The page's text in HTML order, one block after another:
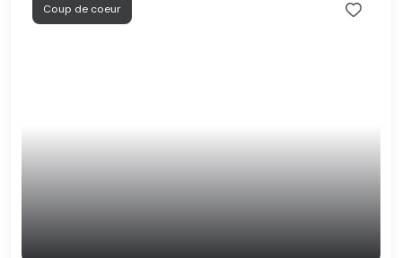
Coup de coeur